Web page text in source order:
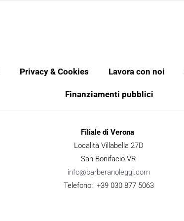
Privacy & Cookies Lavora con noi
Finanziamenti pubblici
Filiale di Verona
Località Villabella 27D
San Bonifacio VR
info@barberanoleggi.com
Telefono: +39 030 877 5063